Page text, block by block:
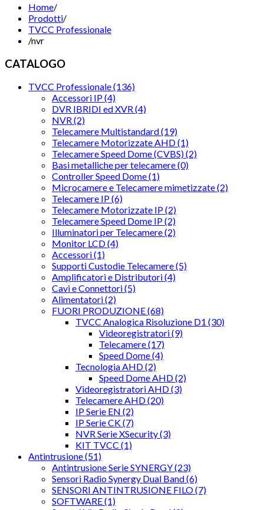
Home/
Prodotti/
TVCC Professionale
/nvr
CATALOGO
TVCC Professionale (136)
Accessori IP (4)
DVR IBRIDI ed XVR (4)
NVR (2)
Telecamere Multistandard (19)
Telecamere Motorizzate AHD (1)
Telecamere Speed Dome (CVBS) (2)
Basi metalliche per telecamere (0)
Controller Speed Dome (1)
Microcamere e Telecamere mimetizzate (2)
Telecamere IP (6)
Telecamere Motorizzate IP (2)
Telecamere Speed Dome IP (2)
Illuminatori per Telecamere (2)
Monitor LCD (4)
Accessori (1)
Supporti Custodie Telecamere (5)
Amplificatori e Distributori (4)
Cavi e Connettori (5)
Alimentatori (2)
FUORI PRODUZIONE (68)
TVCC Analogica Risoluzione D1 (30)
Videoregistratori (9)
Telecamere (17)
Speed Dome (4)
Tecnologia AHD (2)
Speed Dome AHD (2)
Videoregistratori AHD (3)
Telecamere AHD (20)
IP Serie EN (2)
IP Serie CK (7)
NVR Serie XSecurity (3)
KIT TVCC (1)
Antintrusione (51)
Antintrusione Serie SYNERGY (23)
Sensori Radio Synergy Dual Band (6)
SENSORI ANTINTRUSIONE FILO (7)
SOFTWARE (1)